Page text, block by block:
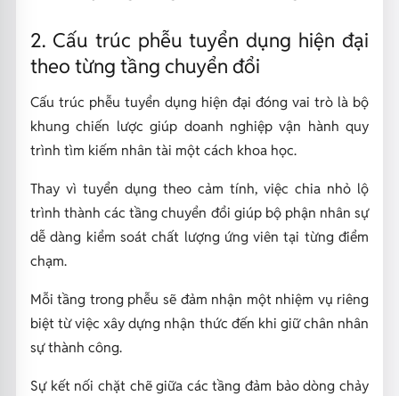
2. Cấu trúc phễu tuyển dụng hiện đại
theo từng tầng chuyển đổi
Cấu trúc phễu tuyển dụng hiện đại đóng vai trò là bộ
khung chiến lược giúp doanh nghiệp vận hành quy
trình tìm kiếm nhân tài một cách khoa học.
Thay vì tuyển dụng theo cảm tính, việc chia nhỏ lộ
trình thành các tầng chuyển đổi giúp bộ phận nhân sự
dễ dàng kiểm soát chất lượng ứng viên tại từng điểm
chạm.
Mỗi tầng trong phễu sẽ đảm nhận một nhiệm vụ riêng
biệt từ việc xây dựng nhận thức đến khi giữ chân nhân
sự thành công.
Sự kết nối chặt chẽ giữa các tầng đảm bảo dòng chảy